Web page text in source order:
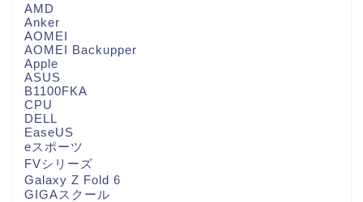
AMD
Anker
AOMEI
AOMEI Backupper
Apple
ASUS
B1100FKA
CPU
DELL
EaseUS
eスポーツ
FVシリーズ
Galaxy Z Fold 6
GIGAスクール